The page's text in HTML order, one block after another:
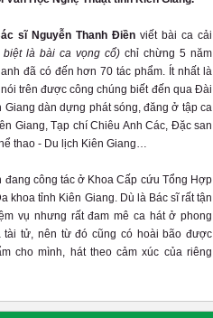
sĩ Nguyễn Thanh Điền viết bài ca cải
biệt là bài ca vọng cổ) chỉ chừng 5 năm
đã có đến hơn 70 tác phẩm. Ít nhất là
trên được công chúng biết đến qua Đài
Giang dàn dựng phát sóng, đăng ở tập ca
Giang, Tạp chí Chiêu Anh Các, Đặc san
thao - Du lịch Kiên Giang…
đang công tác ở Khoa Cấp cứu Tổng Hợp
khoa tỉnh Kiên Giang. Dù là Bác sĩ rất tận
vụ nhưng rất đam mê ca hát ở phong
tài tử, nên từ đó cũng có hoài bão được
cho mình, hát theo cảm xúc của riêng